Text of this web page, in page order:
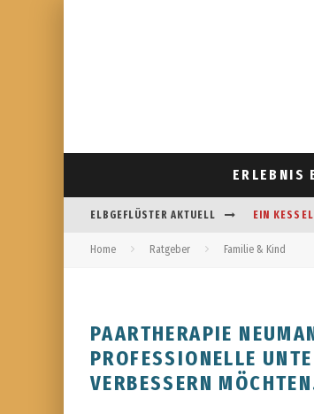
ERLEBNIS
ELBGEFLÜSTER AKTUELL EIN
CAFÉ AM
Home Ratgeber Familie & Kind
PAARTHERAPIE
ROFESSIONELLE
ERBESSERN MÖCHTEN.